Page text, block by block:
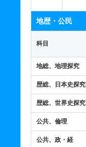
地歴・公民
科目
地総、地理探究
歴総、日本史探究
歴総、世界史探究
公共、倫理
公共、政・経